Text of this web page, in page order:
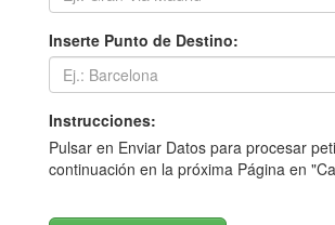
Inserte Punto de Destino:
Instrucciones:
Pulsar en Enviar Datos para procesar
continuación en la próxima Página en